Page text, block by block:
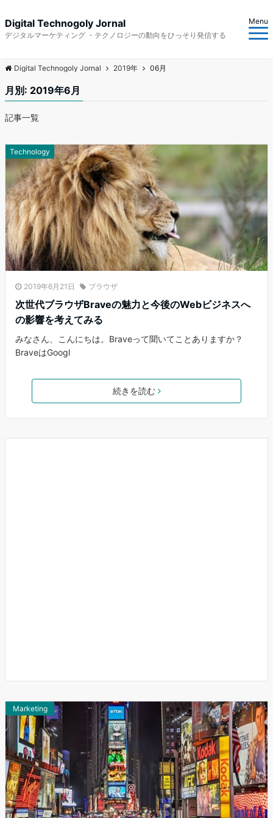
Digital Technogoly Jornal
デジタルマーケティング ・テクノロジーの動向をひっそり発信する
Menu
Digital Technogoly Jornal 2019年 06月
月別: 2019年6月
記事一覧
Technology
2019年6月21日 ブラウザ
次世代ブラウザBraveの魅力と今後のWebビジネスへ
の影響を考えてみる
みなさん、こんにちは。Braveって聞いてことありますか？
BraveはGoogl
続きを読む
Marketing